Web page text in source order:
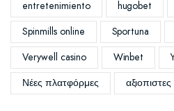
entretenimiento
hugobet
Spinmills online
Sportuna
Verywell casino
Winbet
Νέες πλατφόρμες